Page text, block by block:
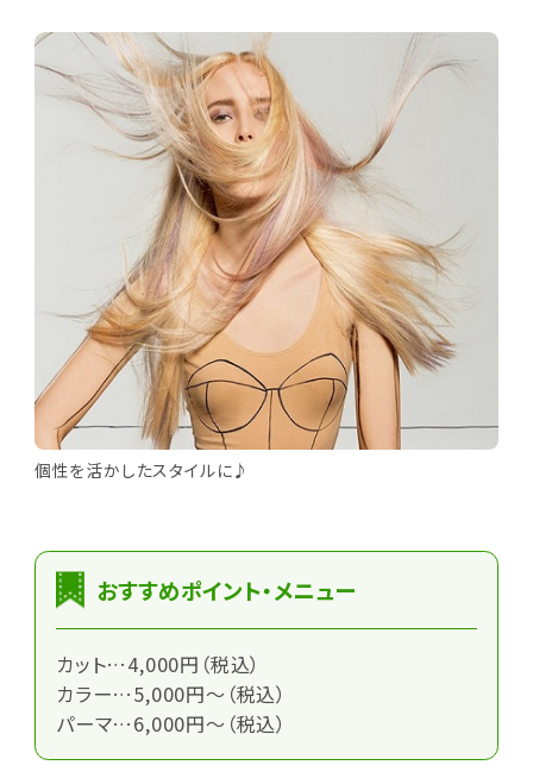
個性を活かしたスタイルに♪
おすすめポイント・メニュー
カット…4,000円（税込）
カラー…5,000円～（税込）
パーマ…6,000円～（税込）